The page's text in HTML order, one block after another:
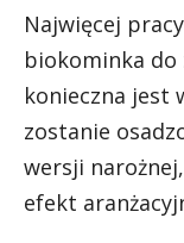
Najwięcej
biokominka do
konieczna jest
zostanie
wersji
efekt